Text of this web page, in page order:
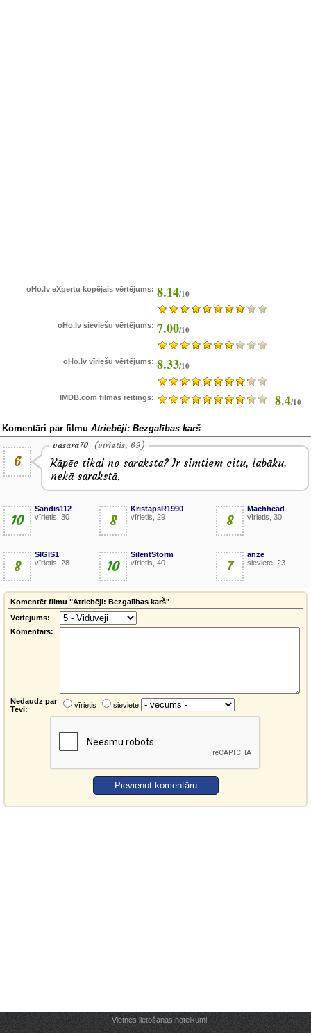
oHo.lv eXpertu kopējais vērtējums: 8.14/10
oHo.lv sieviešu vērtējums: 7.00/10
oHo.lv vīriešu vērtējums: 8.33/10
IMDB.com filmas reitings: 8.4/10
Komentāri par filmu Atriebēji: Bezgalības karš
6
vasara70 (vīrietis, 69)
Kāpēc tikai no saraksta? Ir simtiem citu, labāku,
nekā sarakstā.
10
Sandis112
vīrietis, 30
8
KristapsR1990
vīrietis, 29
8
Machhead
vīrietis, 30
8
SIGIS1
vīrietis, 28
10
SilentStorm
vīrietis, 40
7
anze
sieviete, 23
Komentēt filmu "Atriebēji: Bezgalības karš"
Vērtējums:
Komentārs:
Nedaudz par
Tevi:
vīrietis sieviete
Vietnes lietošanas noteikumi